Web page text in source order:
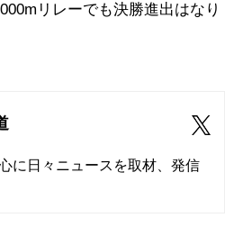
リレーでも決勝進出はなり
に日々ニュースを取材、発信